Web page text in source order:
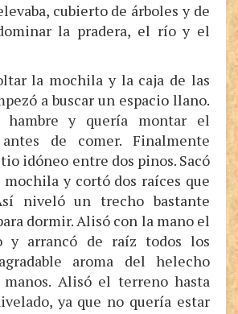
cubierto de árboles y de
la pradera, el río y el
la mochila y la caja de las
a buscar un espacio llano.
hambre y quería montar el
antes de comer. Finalmente
idóneo entre dos pinos. Sacó
y cortó dos raíces que
niveló un trecho bastante
dormir. Alisó con la mano el
y arrancó de raíz todos los
aroma del helecho
manos. Alisó el terreno hasta
ya que no quería estar